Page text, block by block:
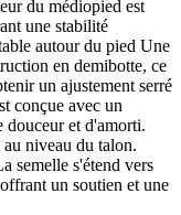
du médiopied est
une stabilité
autour du pied Une
en demibotte, ce
un ajustement serré
conçue avec un
douceur et d'amorti.
niveau du talon.
semelle s'étend vers
un soutien et une